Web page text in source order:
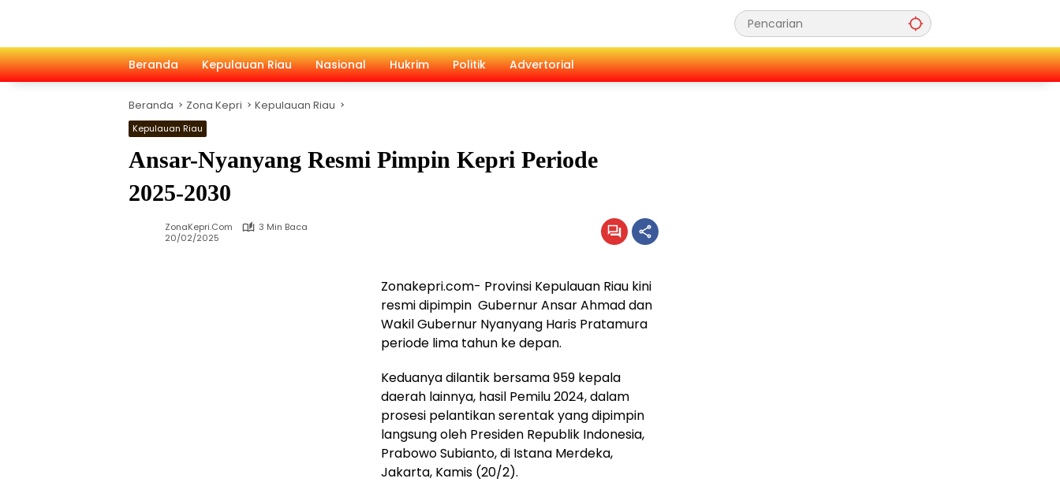
Beranda
Kepulauan Riau Nasional Hukrim Politik Advertorial
Beranda Zona Kepri Kepulauan Riau
Kepulauan Riau
Ansar-Nyanyang Resmi Pimpin Kepri Periode
2025-2030
ZonaKepri.com
3 Min Baca
20/02/2025
Zonakepri.com- Provinsi Kepulauan Riau kini
resmi dipimpin Gubernur Ansar Ahmad dan
Wakil Gubernur Nyanyang Haris Pratamura
periode lima tahun ke depan.
Keduanya dilantik bersama 959 kepala
daerah lainnya, hasil Pemilu 2024, dalam
prosesi pelantikan serentak yang dipimpin
langsung oleh Presiden Republik Indonesia,
Prabowo Subianto, di Istana Merdeka,
Jakarta, Kamis (20/2).